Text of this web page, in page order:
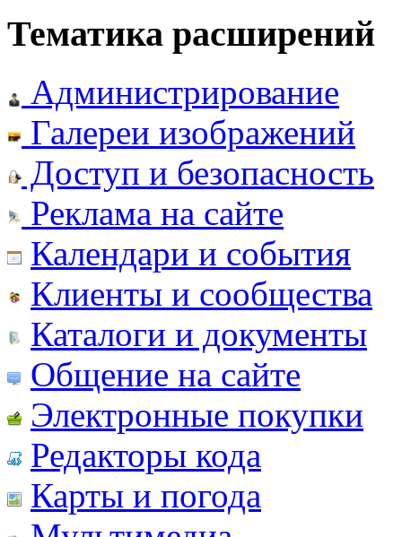
Тематика расширений
Администрирование
Галереи изображений
Доступ и безопасность
Реклама на сайте
Календари и события
Клиенты и сообщества
Каталоги и документы
Общение на сайте
Электронные покупки
Редакторы кода
Карты и погода